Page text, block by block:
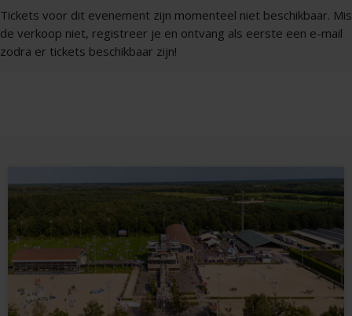
Tickets voor dit evenement zijn momenteel niet beschikbaar. Mis
de verkoop niet, registreer je en ontvang als eerste een e-mail
zodra er tickets beschikbaar zijn!